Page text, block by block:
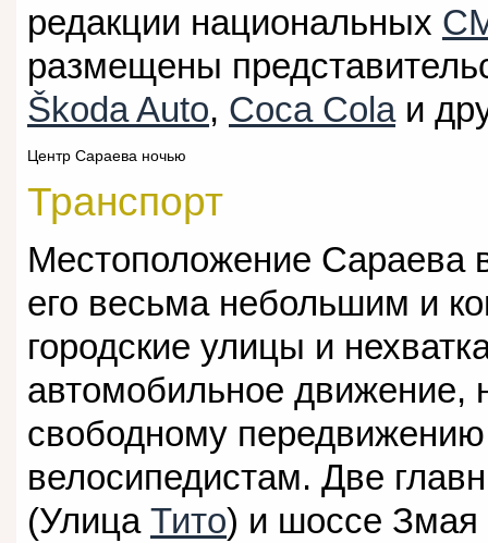
редакции национальных
размещены
Škoda Auto, Coca Colaи
Центр Сараева ночью
Транспорт
Местоположение Сараева
его весьма небольшим и
городские улицы и
автомобильное движение,
свободному
велосипедистам. Две
(Улица Тито) и шоссе Змая